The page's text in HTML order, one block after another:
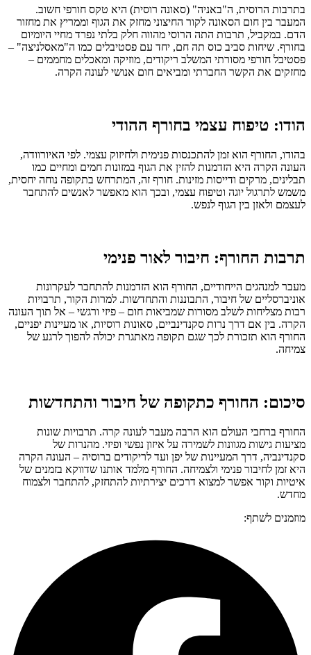
בתרבות הרוסית, ה"באניה" (סאונה רוסית) היא טקס חורפי חשוב.
המעבר בין חום הסאונה לקור החיצוני מחזק את הגוף וממריץ את מחזור
הדם. במקביל, תרבות התה הרוסי מהווה חלק בלתי נפרד מחיי היומיום
בחורף. שיחות סביב כוס תה חם, יחד עם פסטיבלים כמו ה"מאסלניצה" –
פסטיבל חורפי מסורתי המשלב ריקודים, מוזיקה ומאכלים מחממים –
מחזקים את הקשר החברתי ומביאים חום אנושי לעונה הקרה.
הודו: טיפוח עצמי בחורף ההודי
בהודו, החורף הוא זמן להתכנסות פנימית ולחיזוק עצמי. לפי האיורוודה,
העונה הקרה היא הזדמנות להזין את הגוף במזונות חמים ומחיים כמו
תבלינים, מרקים ודייסות מזינות. חורף זה, המתרחש בתקופה נוחה יחסית,
משמש לתרגול יוגה וטיפוח עצמי, ובכך הוא מאפשר לאנשים להתחבר
לעצמם ולאזן בין הגוף לנפש.
תרבות החורף: חיבור לאור פנימי
מעבר למנהגים הייחודיים, החורף הוא הזדמנות להתחבר לעקרונות
אוניברסליים של חיבור, התבוננות והתחדשות. למרות הקור, תרבויות
רבות מצליחות לשלב מסורות שמביאות חום – פיזי ורגשי – אל תוך העונה
הקרה. בין אם דרך נרות סקנדינביים, סאונות רוסיות, או מעיינות יפניים,
החורף הוא תזכורת לכך שגם תקופה מאתגרת יכולה להפוך לרגע של
צמיחה.
סיכום: החורף כתקופה של חיבור והתחדשות
החורף ברחבי העולם הוא הרבה מעבר לעונה קרה. תרבויות שונות
מציעות גישות מגוונות לשמירה על איזון נפשי ופיזי. מהנרות של
סקנדינביה, דרך המעיינות של יפן ועד לריקודים ברוסיה – העונה הקרה
היא זמן לחיבור פנימי ולצמיחה. החורף מלמד אותנו שדווקא בזמנים של
איטיות וקור אפשר למצוא דרכים יצירתיות להתחזק, להתחבר ולצמוח
מחדש.
מוזמנים לשתף: